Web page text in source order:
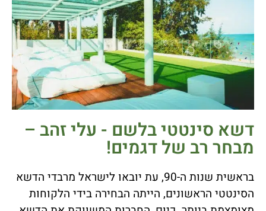
דשא סינטטי בלשם - עלי זהב –
מבחר רב של דגמים!
בראשית שנות ה-90, עת יובאו לישראל מרבדי הדשא
הסינטטי הראשונים, הייתה הבחירה בידי הלקוחות